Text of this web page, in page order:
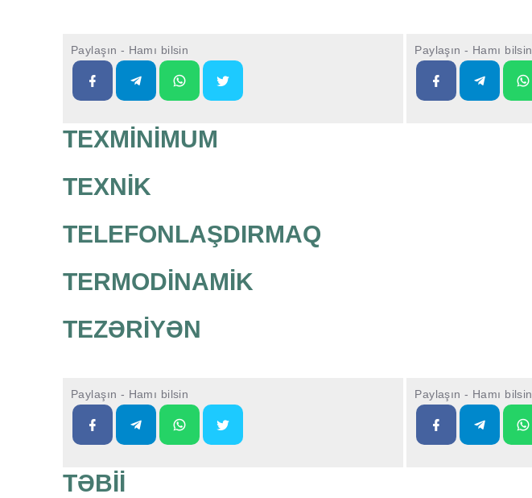
Paylaşın - Hamı bilsin Paylaşın - Hamı bilsin
TEXMİNİMUM
TEXNİK
TELEFONLAŞDIRMAQ
TERMODİNAMİK
TEZƏRİYƏN
Paylaşın - Hamı bilsin Paylaşın - Hamı bilsin
TƏBİİ